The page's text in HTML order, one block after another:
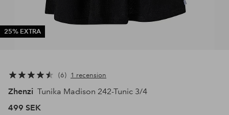
25% EXTRA
6 1 recension
Zhenzi Tunika Madison 242-Tunic 3/4
499 SEK